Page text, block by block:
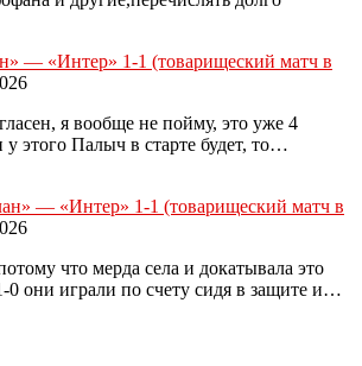
— «Интер» 1-1 (товарищеский матч в
я вообще не пойму, это уже 4
у этого Палыч в старте будет, то…
— «Интер» 1-1 (товарищеский матч в
что мерда села и докатывала это
0 они играли по счету сидя в защите и…